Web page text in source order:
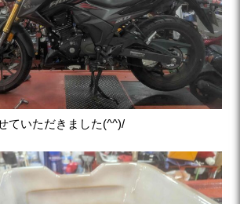
ていただきました(^^)/